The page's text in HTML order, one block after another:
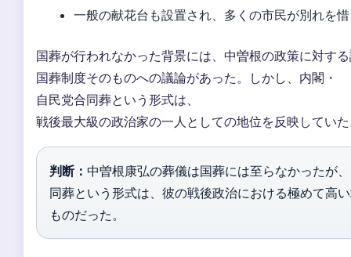
一般の献花台も設置され、多くの市民が別れを
国葬が行われなかった背景には、中曽根の政策に対す
国葬制度そのものへの議論があった。しかし、内閣・
自民党合同葬という形式は、
戦後最大級の政治家の一人としての地位を反映してい
判断： 中曽根康弘の葬儀は国葬には至らなかったが
同葬という形式は、彼の戦後政治における極めて高
ものだった。